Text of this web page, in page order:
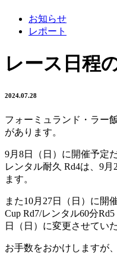
お知らせ
レポート
レース日程
2024.07.28
フォーミュランド・ラー
があります。
9月8日（日）に開催予定
レンタル耐久 Rd4は、9
ます。
また10月27日（日）に開
Cup Rd7/レンタル60分
日（日）に変更させてい
お手数をおかけしますが